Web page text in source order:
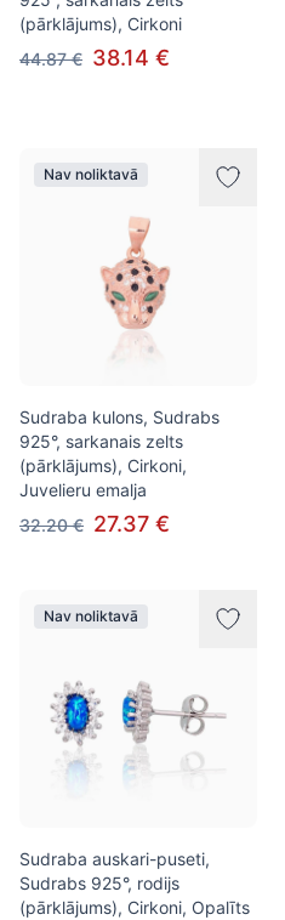
(pārklājums), Cirkoni
44.87 € 38.14 €
Nav noliktavā
Sudraba kulons, Sudrabs
925°, sarkanais zelts
(pārklājums), Cirkoni,
Juvelieru emalja
32.20 € 27.37 €
Nav noliktavā
Sudraba auskari-puseti,
Sudrabs 925°, rodijs
(pārklājums), Cirkoni, Opalīts